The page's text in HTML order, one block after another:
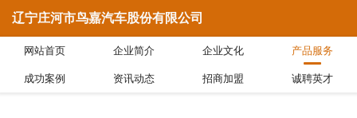
辽宁庄河市鸟嘉汽车股份有限公司
网站首页 企业简介 企业文化 产品服务
成功案例 资讯动态 招商加盟 诚聘英才